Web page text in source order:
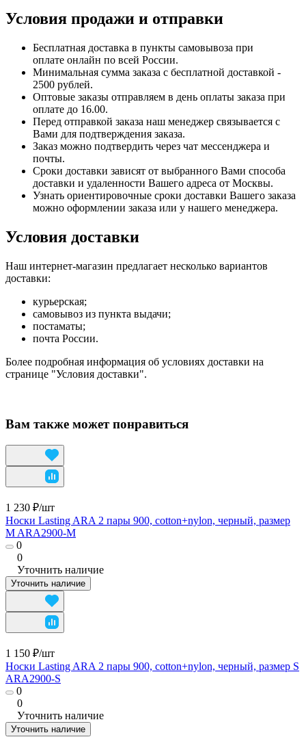
Условия продажи и отправки
Бесплатная доставка в пункты самовывоза при
оплате онлайн по всей России.
Минимальная сумма заказа с бесплатной доставкой -
2500 рублей.
Оптовые заказы отправляем в день оплаты заказа при
оплате до 16.00.
Перед отправкой заказа наш менеджер связывается с
Вами для подтверждения заказа.
Заказ можно подтвердить через чат мессенджера и
почты.
Сроки доставки зависят от выбранного Вами способа
доставки и удаленности Вашего адреса от Москвы.
Узнать ориентировочные сроки доставки Вашего заказа
можно оформлении заказа или у нашего менеджера.
Условия доставки
Наш интернет-магазин предлагает несколько вариантов
доставки:
курьерская;
самовывоз из пункта выдачи;
постаматы;
почта России.
Более подробная информация об условиях доставки на
странице "Условия доставки".
Вам также может понравиться
1 230 ₽/шт
Носки Lasting ARA 2 пары 900, cotton+nylon, черный, размер
M ARA2900-M
0
0
Уточнить наличие
Уточнить наличие
1 150 ₽/шт
Носки Lasting ARA 2 пары 900, cotton+nylon, черный, размер S
ARA2900-S
0
0
Уточнить наличие
Уточнить наличие